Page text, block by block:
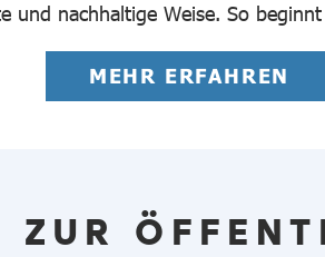
und nachhaltige Weise. So
MEHR ERFAHREN